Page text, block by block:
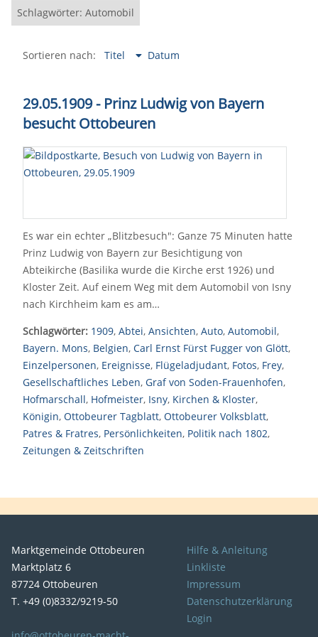
Schlagwörter: Automobil
Sortieren nach: Titel Datum
29.05.1909 - Prinz Ludwig von Bayern
besucht Ottobeuren
Es war ein echter „Blitzbesuch": Ganze 75 Minuten hatte
Prinz Ludwig von Bayern zur Besichtigung von
Abteikirche (Basilika wurde die Kirche erst 1926) und
Kloster Zeit. Auf einem Weg mit dem Automobil von Isny
nach Kirchheim kam es am…
Schlagwörter: 1909, Abtei, Ansichten, Auto, Automobil,
Bayern. Mons, Belgien, Carl Ernst Fürst Fugger von Glött,
Einzelpersonen, Ereignisse, Flügeladjudant, Fotos, Frey,
Gesellschaftliches Leben, Graf von Soden-Frauenhofen,
Hofmarschall, Hofmeister, Isny, Kirchen & Kloster,
Königin, Ottobeurer Tagblatt, Ottobeurer Volksblatt,
Patres & Fratres, Persönlichkeiten, Politik nach 1802,
Zeitungen & Zeitschriften
Marktgemeinde Ottobeuren
Marktplatz 6
87724 Ottobeuren
T. +49 (0)8332/9219-50
Hilfe & Anleitung
Linkliste
Impressum
Datenschutzerklärung
Login